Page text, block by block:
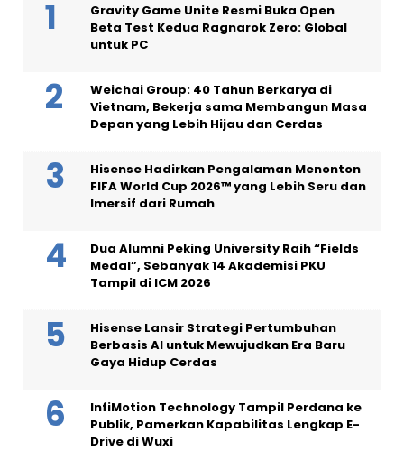
Gravity Game Unite Resmi Buka Open
Beta Test Kedua Ragnarok Zero: Global
untuk PC
Weichai Group: 40 Tahun Berkarya di
Vietnam, Bekerja sama Membangun Masa
Depan yang Lebih Hijau dan Cerdas
Hisense Hadirkan Pengalaman Menonton
FIFA World Cup 2026™ yang Lebih Seru dan
Imersif dari Rumah
Dua Alumni Peking University Raih “Fields
Medal”, Sebanyak 14 Akademisi PKU
Tampil di ICM 2026
Hisense Lansir Strategi Pertumbuhan
Berbasis AI untuk Mewujudkan Era Baru
Gaya Hidup Cerdas
InfiMotion Technology Tampil Perdana ke
Publik, Pamerkan Kapabilitas Lengkap E-
Drive di Wuxi